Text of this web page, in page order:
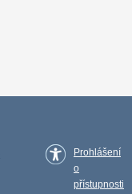
Prohlášení
o
přístupnosti